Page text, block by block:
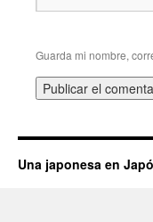
Guarda mi nombre,
Una japonesa en